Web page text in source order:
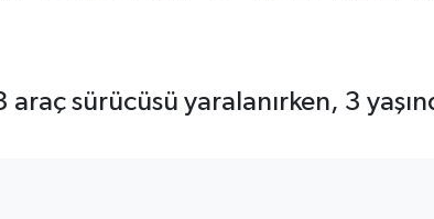
sürücüsü yaralanırken, 3